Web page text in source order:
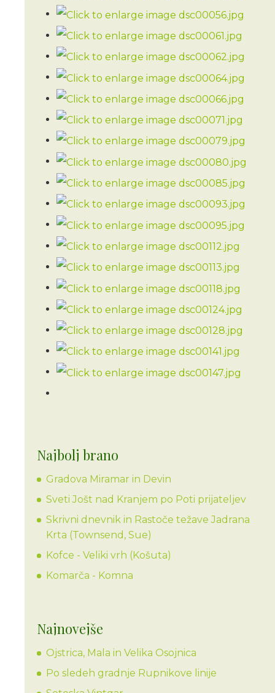
Najbolj brano
Gradova Miramar in Devin
Sveti Jošt nad Kranjem po Poti prijateljev
Skrivni dnevnik in Rastoče težave Jadrana
Krta (Townsend, Sue)
Kofce - Veliki vrh (Košuta)
Komarča - Komna
Najnovejše
Ojstrica, Mala in Velika Osojnica
Po sledeh gradnje Rupnikove linije